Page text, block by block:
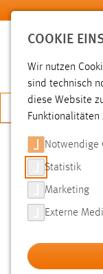
Zum Hauptinhalt
SUCHE
FILTER
Typ
COOKIE
Wir nutzen
sind technisch
diese Website
Funktionalitäten
Notwendige
Statistik
Marketing
Externe